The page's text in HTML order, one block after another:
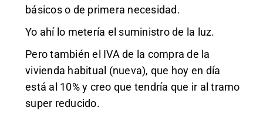
básicos o de primera necesidad.
Yo ahí lo metería el suministro de la luz.
Pero también el IVA de la compra de la
vivienda habitual (nueva), que hoy en día
está al 10% y creo que tendría que ir al tramo
super reducido.